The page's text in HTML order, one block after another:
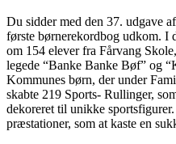
Du sidder med den 37. udgave
første børnerekordbog udkom. I
om 154 elever fra Fårvang
legede “Banke Banke Bøf” og
Kommunes børn, der under
skabte 219 Sports- Rullinger,
dekoreret til unikke
præstationer, som at kaste en